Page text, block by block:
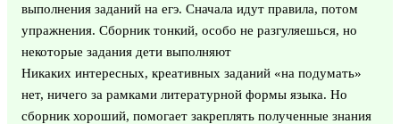
выполнения заданий на егэ. Сначала идут правила, потом
упражнения. Сборник тонкий, особо не разгуляешься, но
некоторые задания дети выполняют
Никаких интересных, креативных заданий «на подумать»
нет, ничего за рамками литературной формы языка. Но
сборник хороший, помогает закреплять полученные знания